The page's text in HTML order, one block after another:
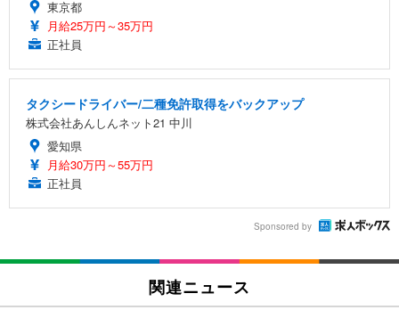
東京都
月給25万円～35万円
正社員
タクシードライバー/二種免許取得をバックアップ
株式会社あんしんネット21 中川
愛知県
月給30万円～55万円
正社員
Sponsored by
関連ニュース